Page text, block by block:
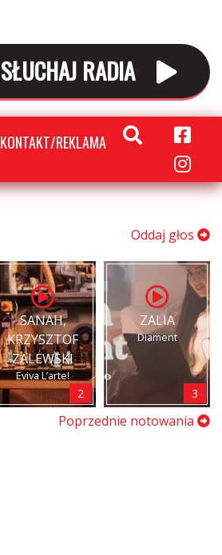
SŁUCHAJ RADIA
KONTAKT/REKLAMA
Oddaj głos
SANAH,
KRZYSZTOF
ZALEWSKI
Eviva L’arte!
2
ZALIA
Diament
3
Poprzednie notowania